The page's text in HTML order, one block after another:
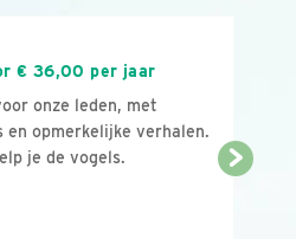
€ 36,00 per jaar
onze leden, met
opmerkelijke verhalen.
je de vogels.